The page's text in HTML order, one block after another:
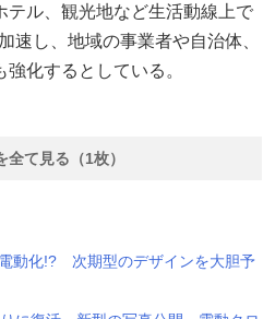
テル、観光地など生活動線上で
速し、地域の事業者や自治体、
化するとしている。
全て見る（1枚）
動化!? 次期型のデザインを大胆予